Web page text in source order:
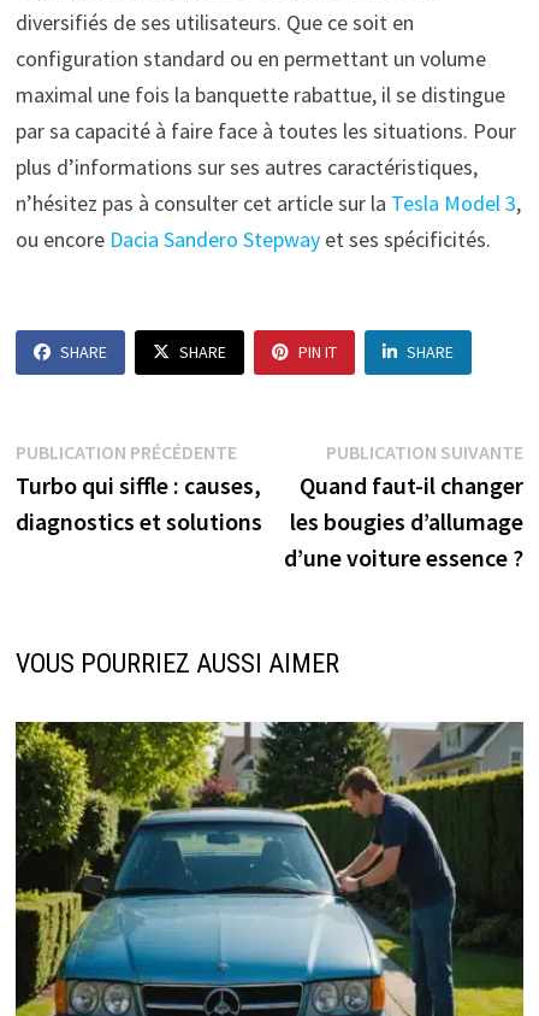
diversifiés de ses utilisateurs. Que ce soit en
configuration standard ou en permettant un volume
maximal une fois la banquette rabattue, il se distingue
par sa capacité à faire face à toutes les situations. Pour
plus d’informations sur ses autres caractéristiques,
n’hésitez pas à consulter cet article sur la Tesla Model 3,
ou encore Dacia Sandero Stepwayet ses spécificités.
SHARE SHARE PIN IT SHARE
Navigation
de
l’article
PUBLICATION PRÉCÉDENTEPublication
précédente :
Turbo qui siffle : causes,
diagnostics et solutions
PUBLICATION SUIVANTE
Quand faut-il changer
les bougies d’allumage
d’une voiture essence ?
VOUS POURRIEZ AUSSI AIMER